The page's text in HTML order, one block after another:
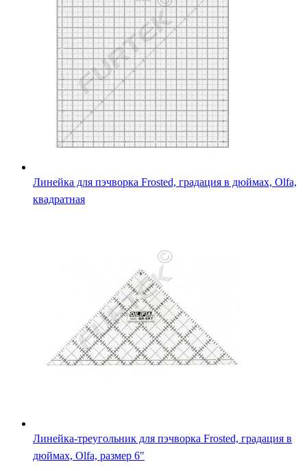
Линейка для пэчворка Frosted, градация в дюймах, Olfa,
квадратная
Линейка-треугольник для пэчворка Frosted, градация в
дюймах, Olfa, размер 6"